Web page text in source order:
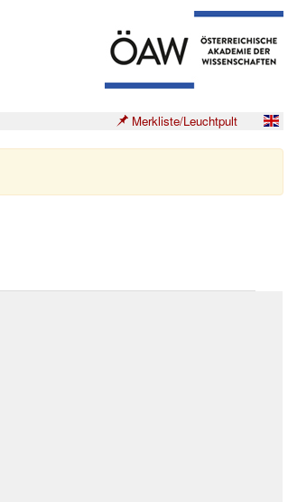
Merkliste/Leuchtpult